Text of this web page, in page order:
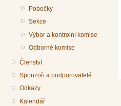
Pobočky
Sekce
Výbor a kontrolní komise
Odborné komise
Členství
Sponzoři a podporovatelé
Odkazy
Kalendář